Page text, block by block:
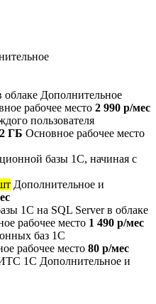
облаке Дополнительное
рабочее место 2 990 р/мес
пользователя
2 ГБ Основное рабочее место
базы 1С, начиная с
Дополнительное и
1С на SQL Server в облаке
рабочее место 1 490 р/мес
баз 1С
рабочее место 80 р/мес
ИТС 1С Дополнительное и